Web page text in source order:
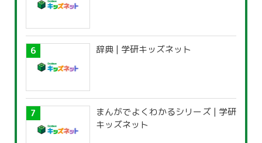
辞典 | 学研キッズネット
まんがでよくわかるシリーズ | 学研
キッズネット